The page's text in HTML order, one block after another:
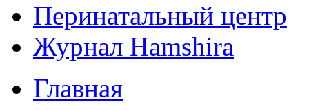
Перинатальный центр
Журнал Hamshira
Главная